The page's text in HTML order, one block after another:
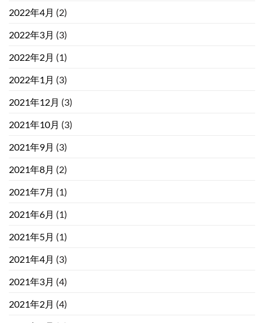
2022年4月 (2)
2022年3月 (3)
2022年2月 (1)
2022年1月 (3)
2021年12月 (3)
2021年10月 (3)
2021年9月 (3)
2021年8月 (2)
2021年7月 (1)
2021年6月 (1)
2021年5月 (1)
2021年4月 (3)
2021年3月 (4)
2021年2月 (4)